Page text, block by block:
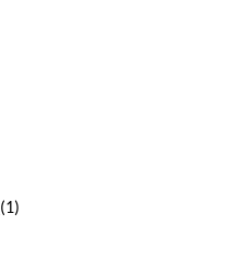
(1)